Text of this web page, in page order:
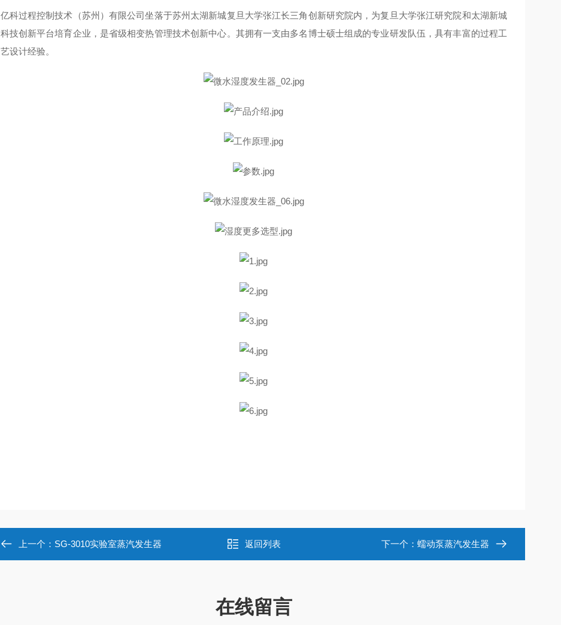
亿科过程控制技术（苏州）有限公司坐落于苏州太湖新城复旦大学张江长三角创新研究院内，为复旦大学张江研究院和太湖新城
科技创新平台培育企业，是省级相变热管理技术创新中心。其拥有一支由多名博士硕士组成的专业研发队伍，具有丰富的过程工
艺设计经验。
上一个： SG-3010实验室蒸汽发生器 返回列表 下一个： 蠕动泵蒸汽发生器
在线留言